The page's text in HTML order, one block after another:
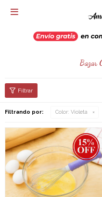

Bazar
Filtrando por: Color: Violeta